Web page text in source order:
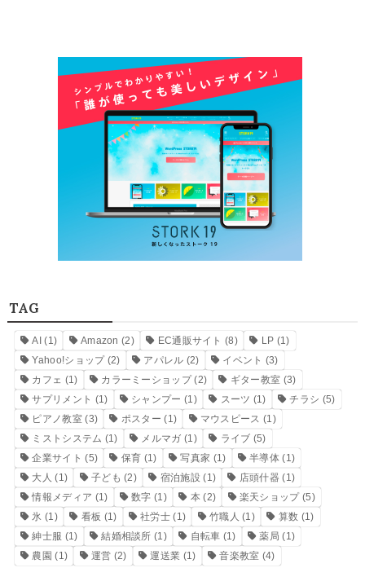
TAG
AI (1) Amazon (2) EC通販サイト (8) LP (1)
Yahoo!ショップ(2) アパレル (2) イベント (3)
カフェ (1) カラーミーショップ(2) ギター教室 (3)
サプリメント (1) シャンプー (1) スーツ (1) チラシ (5)
ピアノ教室(3) ポスター (1) マウスピース (1)
ミストシステム (1) メルマガ (1) ライブ (5)
企業サイト (5) 保育 (1) 写真家 (1) 半導体 (1)
大人 (1) 子ども (2) 宿泊施設 (1) 店頭什器 (1)
情報メディア (1) 数字 (1) 本(2) 楽天ショップ(5)
氷 (1) 看板 (1) 社労士 (1) 竹職人 (1) 算数 (1)
紳士服 (1) 結婚相談所 (1) 自転車 (1) 薬局 (1)
農園 (1) 運営 (2) 運送業 (1) 音楽教室 (4)